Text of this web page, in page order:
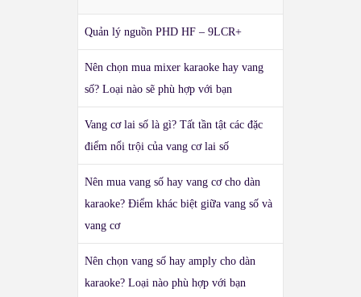
Quản lý nguồn PHD HF – 9LCR+
Nên chọn mua mixer karaoke hay vang
số? Loại nào sẽ phù hợp với bạn
Vang cơ lai số là gì? Tất tần tật các đặc
điểm nổi trội của vang cơ lai số
Nên mua vang số hay vang cơ cho dàn
karaoke? Điểm khác biệt giữa vang số và
vang cơ
Nên chọn vang số hay amply cho dàn
karaoke? Loại nào phù hợp với bạn